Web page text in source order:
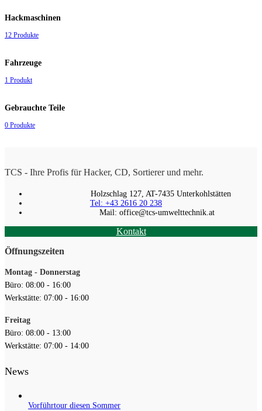
Hackmaschinen
12 Produkte
Fahrzeuge
1 Produkt
Gebrauchte Teile
0 Produkte
TCS - Ihre Profis für Hacker, CD, Sortierer und mehr.
Holzschlag 127, AT-7435 Unterkohlstätten
Tel: +43 2616 20 238
Mail: office@tcs-umwelttechnik.at
Kontakt
Öffnungszeiten
Montag - Donnerstag
Büro: 08:00 - 16:00
Werkstätte: 07:00 - 16:00
Freitag
Büro: 08:00 - 13:00
Werkstätte: 07:00 - 14:00
News
Vorführtour diesen Sommer